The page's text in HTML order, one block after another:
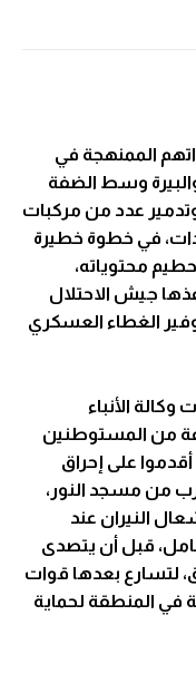
الممنهجة في
وسط الضفة
وتدمير عدد من مركبات
في خطوة خطيرة
محتوياته،
جيش الاحتلال
الغطاء العسكري
الأنباء
من المستوطنين
على إحراق
من مسجد النور،
النيران عند
قبل أن يتصدى
لتسارع بعدها قوات
في المنطقة لحماية